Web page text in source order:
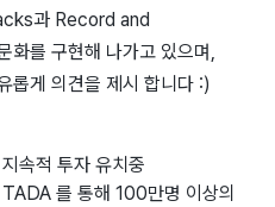
과 Record and
를 구현해 나가고 있으며,
롭게 의견을 제시 합니다 :)
속적 투자 유치중
를 통해 100만명 이상의